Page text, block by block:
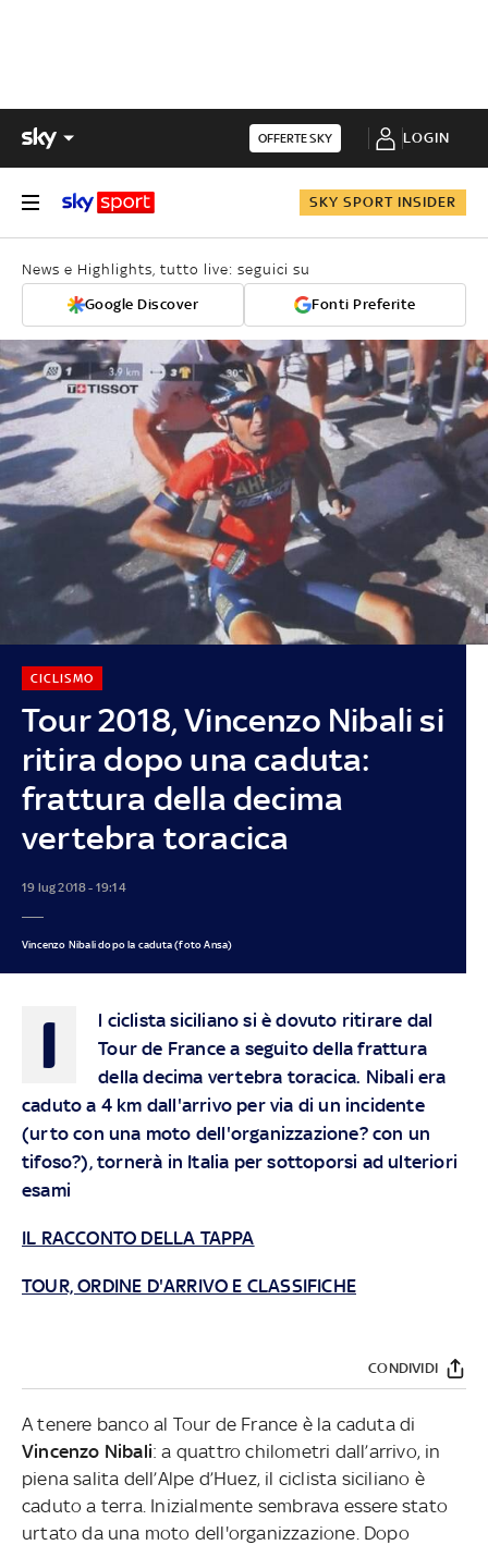
OFFERTE SKY LOGIN
SKY SPORT INSIDER
News e Highlights, tutto live: seguici su
Google Discover Fonti Preferite
Tour 2018, Vincenzo Nibali si
ritira dopo una caduta:
frattura della decima
vertebra toracica
CICLISMO
19 lug 2018 - 19:14
Vincenzo Nibali dopo la caduta (foto Ansa)
I
l ciclista siciliano si è dovuto ritirare dal
Tour de France a seguito della frattura
della decima vertebra toracica. Nibali era
caduto a 4 km dall'arrivo per via di un incidente
(urto con una moto dell'organizzazione? con un
tifoso?), tornerà in Italia per sottoporsi ad ulteriori
esami
IL RACCONTO DELLA TAPPA
TOUR, ORDINE D'ARRIVO E CLASSIFICHE
CONDIVIDI
A tenere banco al Tour de France è la caduta di
Vincenzo Nibali: a quattro chilometri dall’arrivo, in
piena salita dell’Alpe d’Huez, il ciclista siciliano è
caduto a terra. Inizialmente sembrava essere stato
urtato da una moto dell'organizzazione. Dopo